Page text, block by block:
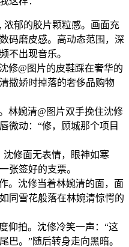
浓郁的胶片颗粒感。画面充
码磨皮感。高动态范围，深
不出现音乐。
修@图片的皮鞋踩在奢华的
撒娇时掉落的奢侈品购物
林婉清@图片双手挽住沈修
微动：“修，顾城那个项目
沈修面无表情，眼神如寒
张签好的支票。
。沈修当着林婉清的面，面
同雪花般落在林婉清惊愕的
仰拍。沈修冷笑一声：“这
巴。”随后转身走向黑暗。